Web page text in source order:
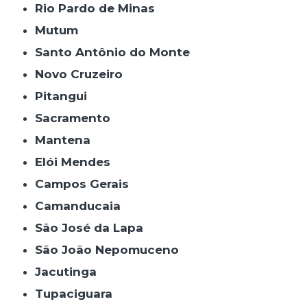
Rio Pardo de Minas
Mutum
Santo Antônio do Monte
Novo Cruzeiro
Pitangui
Sacramento
Mantena
Elói Mendes
Campos Gerais
Camanducaia
São José da Lapa
São João Nepomuceno
Jacutinga
Tupaciguara